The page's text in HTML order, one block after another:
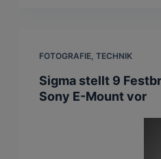
FOTOGRAFIE, TECHNIK
Sigma stellt 9
Sony E-Mount vor